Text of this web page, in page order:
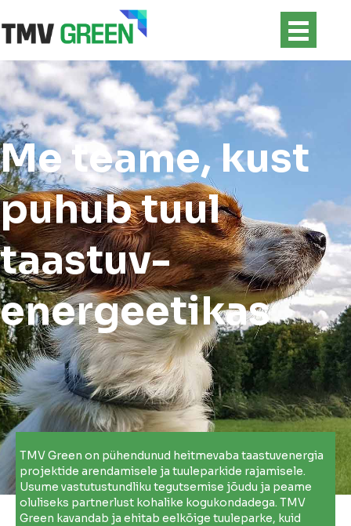
Me teame, kust
puhub tuul
taastuv­
energeetikas
TMV Green on pühendunud heitmevaba taastuvenergia
projektide arendamisele ja tuuleparkide rajamisele.
Usume vastutustundliku tegutsemise jõudu ja peame
oluliseks partnerlust kohalike kogukondadega. TMV
Green kavandab ja ehitab eelkõige tuuleparke, kuid